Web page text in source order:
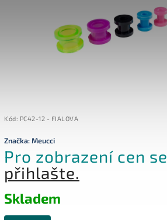
Kód: PC42-12 - FIALOVA
Značka:Meucci
Pro zobrazení cen se
přihlašte.
Skladem